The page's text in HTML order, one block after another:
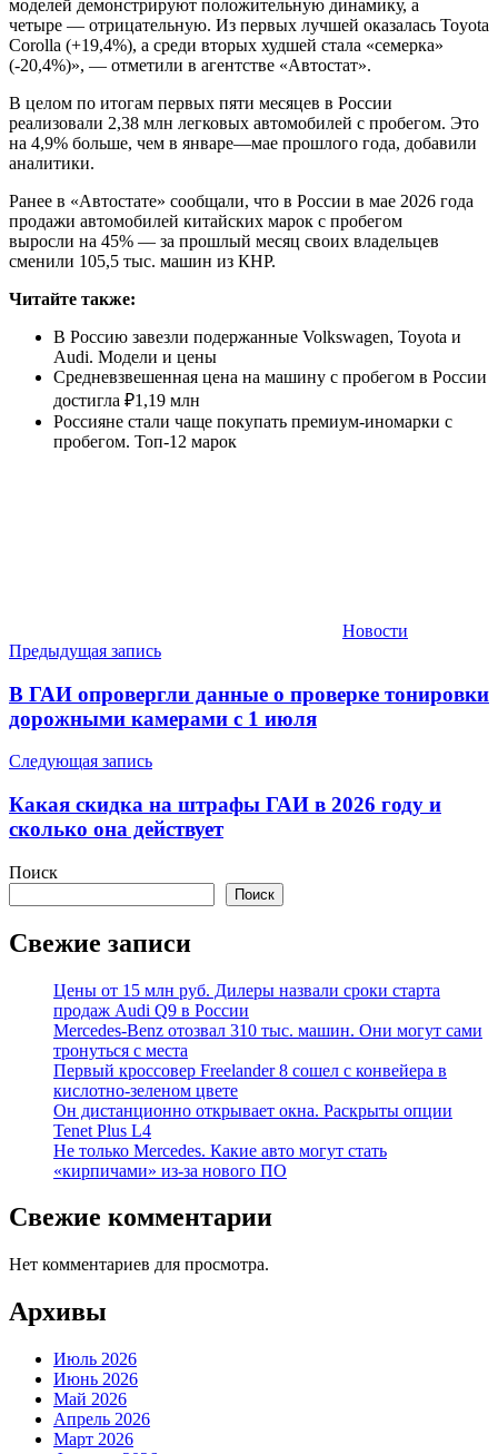
моделей демонстрируют положительную динамику, а
четыре — отрицательную. Из первых лучшей оказалась Toyota
Corolla (+19,4%), а среди вторых худшей стала «семерка»
(-20,4%)», — отметили в агентстве «Автостат».
В целом по итогам первых пяти месяцев в России
реализовали 2,38 млн легковых автомобилей с пробегом. Это
на 4,9% больше, чем в январе—мае прошлого года, добавили
аналитики.
Ранее в «Автостате» сообщали, что в России в мае 2026 года
продажи автомобилей китайских марок с пробегом
выросли на 45% — за прошлый месяц своих владельцев
сменили 105,5 тыс. машин из КНР.
Читайте также:
В Россию завезли подержанные Volkswagen, Toyota и
Audi. Модели и цены
Средневзвешенная цена на машину с пробегом в России
достигла ₽1,19 млн
Россияне стали чаще покупать премиум-иномарки с
пробегом. Топ-12 марок
Новости
Навигация
по
записям
Предыдущая запись
В ГАИ опровергли данные о проверке тонировки
дорожными камерами с 1 июля
Следующая запись
Какая скидка на штрафы ГАИ в 2026 году и
сколько она действует
Поиск
Поиск
Свежие записи
Цены от 15 млн руб. Дилеры назвали сроки старта
продаж Audi Q9 в России
Mercedes-Benz отозвал 310 тыс. машин. Они могут сами
тронуться с места
Первый кроссовер Freelander 8 сошел с конвейера в
кислотно-зеленом цвете
Он дистанционно открывает окна. Раскрыты опции
Tenet Plus L4
Не только Mercedes. Какие авто могут стать
«кирпичами» из-за нового ПО
Свежие комментарии
Нет комментариев для просмотра.
Архивы
Июль 2026
Июнь 2026
Май 2026
Апрель 2026
Март 2026